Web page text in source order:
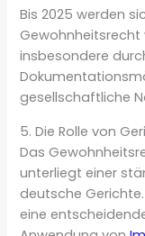
Bis 2025 werden
Gewohnheitsrecht
insbesondere
gesellschaftliche
5. Die Rolle von
Das
unterliegt einer
deutsche
eine